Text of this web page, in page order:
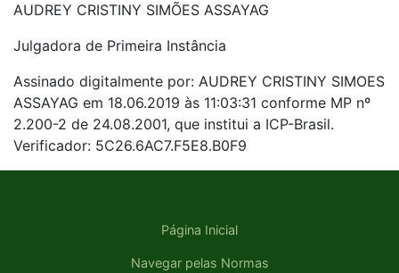
AUDREY CRISTINY SIMÕES ASSAYAG
Julgadora de Primeira Instância
Assinado digitalmente por: AUDREY CRISTINY SIMOES
ASSAYAG em 18.06.2019 às 11:03:31 conforme MP nº
2.200-2 de 24.08.2001, que institui a ICP-Brasil.
Verificador: 5C26.6AC7.F5E8.B0F9
Página Inicial
Navegar pelas Normas